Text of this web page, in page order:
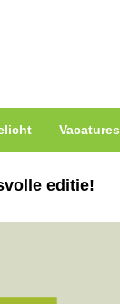
Vacatures
editie!